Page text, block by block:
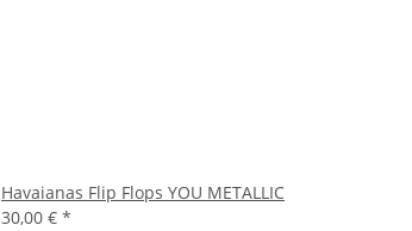
Havaianas Flip Flops YOU METALLIC
30,00 € *